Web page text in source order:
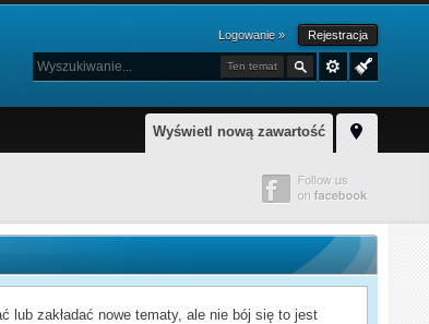
Logowanie » Rejestracja
Ten temat
Wyświetl nową zawartość
lub zakładać nowe tematy, ale nie bój się to jest